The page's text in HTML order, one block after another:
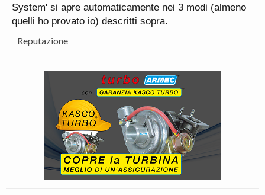
System' si apre automaticamente nei 3 modi (almeno
quelli ho provato io) descritti sopra.
Reputazione